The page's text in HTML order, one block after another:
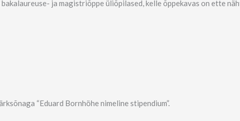
ja magistriõppe üliõpilased, kelle õppekavas on ette
“Eduard Bornhöhe nimeline stipendium”.